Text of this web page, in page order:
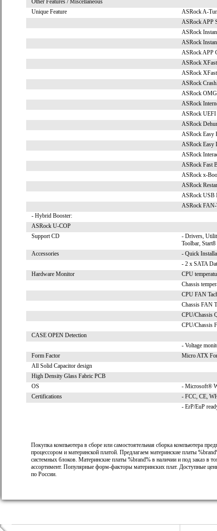
Other Features / Miscellaneous
Unique Feature
ASRock A-
ASRock APP
ASRock
ASRock
ASRock APP
ASRock
ASRock
ASRock
ASRock OMG
ASRock
ASRock UEFI
ASRock
ASRock Easy
ASRock Easy
ASRock
ASRock Fast
ASRock x-
ASRock
ASRock USB
ASRock FAN-
- Hybrid Booster:
ASRock U-COP
Support CD
- Drivers,
Toolbar,
Accessories
- Quick
- 2 x SATA
Hardware Monitor
CPU
Chassis
CPU FAN
Chassis FAN
CPU/Chassis
CPU/Chassis
CASE OPEN Detection
- Voltage
Form Factor
Micro ATX
All Solid Capacitor design
High Density Glass Fabric PCB
OS
- Microsoft®
Certifications
- FCC, CE,
- ErP/EuP
Покупка компьютера в сборе или самостоятельная сборка компьютера
процессором и материнской платой. Предлагаем материнские платы
системных блоков. Материнские платы %brand% в наличии и под заказ в
ассортимент. Популярные форм-факторы материнских плат. Доступные
по России.